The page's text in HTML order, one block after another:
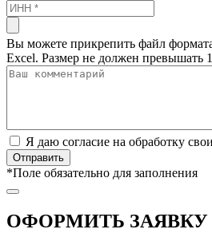
Вы можете прикрепить файл
Excel. Размер не должен превышать
Я даю согласие на обработку
*Поле обязательно для заполнения
ОФОРМИТЬ ЗАЯВКУ